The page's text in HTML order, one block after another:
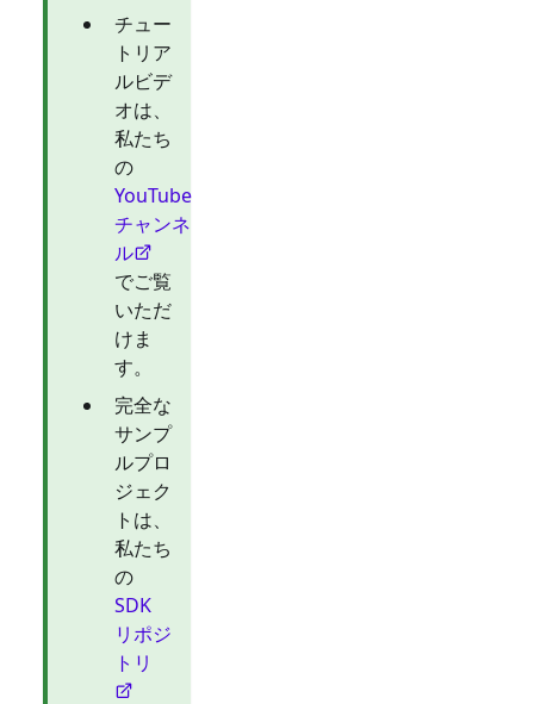
チュー
トリア
ルビデ
オは、
私たち
の
YouTube
チャンネ
ル
でご覧
いただ
けま
す。
完全な
サンプ
ルプロ
ジェク
トは、
私たち
の
SDK
リポジ
トリ